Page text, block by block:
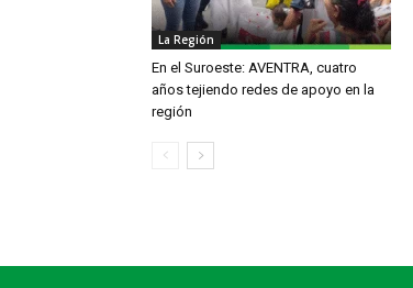
La Región
En el Suroeste: AVENTRA, cuatro
años tejiendo redes de apoyo en la
región